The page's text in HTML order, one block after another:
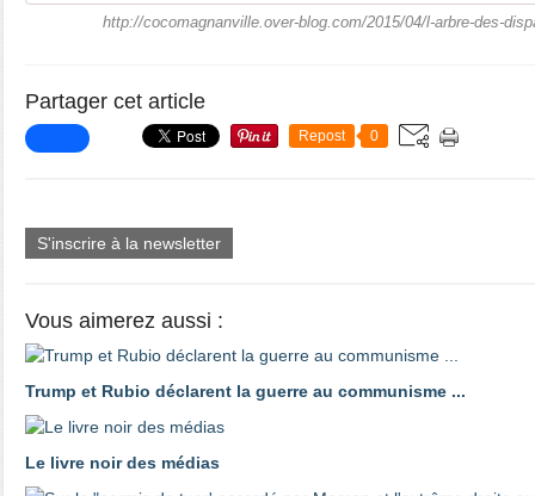
http://cocomagnanville.over-blog.com/2015/04/l-arbre-des-
Partager cet article
Repost 0
S'inscrire à la newsletter
Vous aimerez aussi :
Trump et Rubio déclarent la guerre au communisme ...
Le livre noir des médias